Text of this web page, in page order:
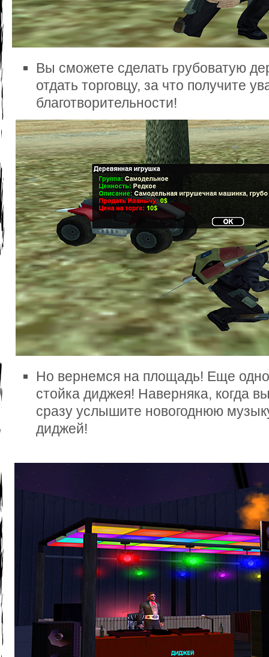
Вы сможете сделать грубоватую
отдать торговцу, за что получите
благотворительности!
Но вернемся на площадь! Еще
стойка диджея! Наверняка, когда
сразу услышите новогоднюю
диджей!